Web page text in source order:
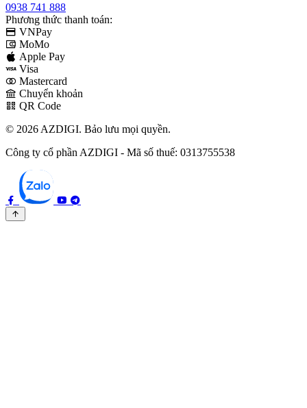
0938 741 888
Phương thức thanh toán:
VNPay
MoMo
Apple Pay
Visa
Mastercard
Chuyển khoản
QR Code
© 2026 AZDIGI. Bảo lưu mọi quyền.
Công ty cổ phần AZDIGI - Mã số thuế: 0313755538